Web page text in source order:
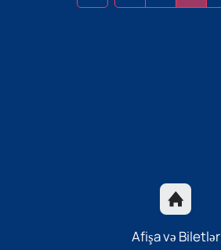
Afişa və Biletlər